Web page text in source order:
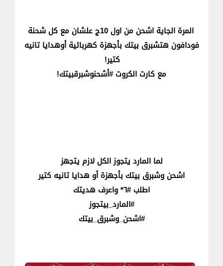
المرة الجاية اشحن من اول 10ج علشان مع كل شحنة
فودافون هتشبرق بيتك بأجهزة كهربائية أوهدايا تانيه
كتير!
مع كارت الكروت #أشحنوشبرقبيتك!
لما المارد يتجوز الكل لازم يتجهز
اشحن وشبرق بيتك بأجهزة أو هدايا تانيه كتير
اطلب #٦* واعرف هديتك
#المارد_بيتجوز
#اشحن_وشبرق_بيتك